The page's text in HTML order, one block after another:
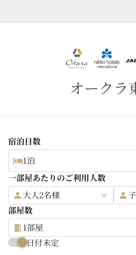
オークラ
宿泊日数
1泊
一部屋あたりのご利用人数
大人2名様
部屋数
1部屋
日付未定